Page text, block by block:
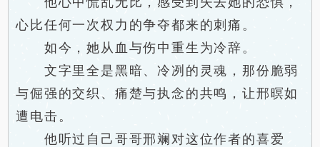
心比任何一次权力的争夺都来的刺痛。
如今，她从血与伤中重生为冷辞。
文字里全是黑暗、冷冽的灵魂，那份脆弱
与倔强的交织、痛楚与执念的共鸣，让邢暝如
遭电击。
他听过自己哥哥邢斓对这位作者的喜爱